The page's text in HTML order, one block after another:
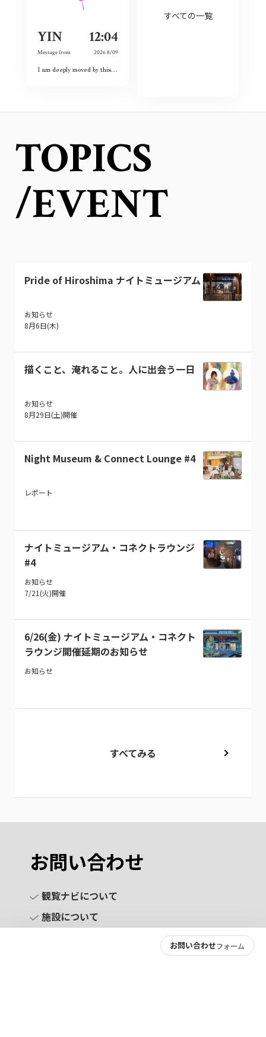
お問い合わせフォーム
YIN 12:04
Message from 2026 8/09
I am deeply moved by this exhibition because I have witnessed the spirit of courage and never-give-up among the land and the people. Although this city had once completely destroyed, but the people still believed the future and ordinary lives. That’s what I love this city so much and today is my second time visiting Hiroshima 🥰❤️
すべての一覧
TOPICS
/EVENT
Pride of Hiroshima ナイトミュージアム
お知らせ
8月6日(木)
描くこと、淹れること。人に出会う一日
お知らせ
8月29日(土)開催
Night Museum & Connect Lounge #4
レポート
ナイトミュージアム・コネクトラウンジ
#4
お知らせ
7/21(火)開催
6/26(金) ナイトミュージアム・コネクト
ラウンジ開催延期のお知らせ
お知らせ
すべてみる
お問い合わせ
観覧ナビについて
施設について